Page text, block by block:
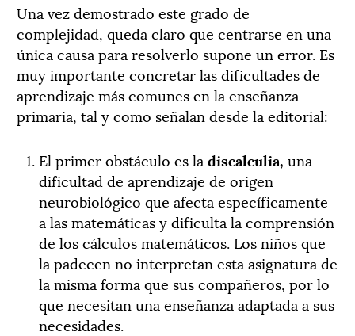
Una vez demostrado este grado de
complejidad, queda claro que centrarse en una
única causa para resolverlo supone un error. Es
muy importante concretar las dificultades de
aprendizaje más comunes en la enseñanza
primaria, tal y como señalan desde la editorial:
El primer obstáculo es la discalculia,una
dificultad de aprendizaje de origen
neurobiológico que afecta específicamente
a las matemáticas y dificulta la comprensión
de los cálculos matemáticos. Los niños que
la padecen no interpretan esta asignatura de
la misma forma que sus compañeros, por lo
que necesitan una enseñanza adaptada a sus
necesidades.